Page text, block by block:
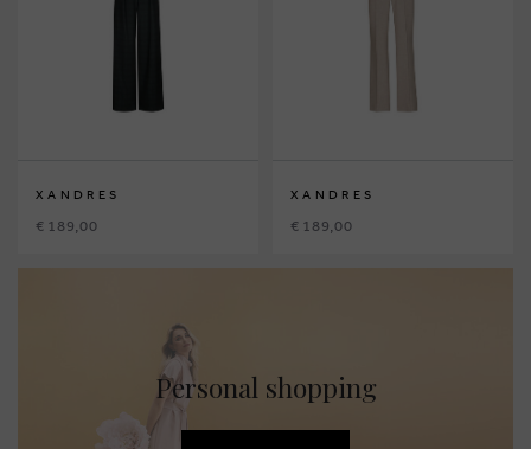
XANDRES
€ 189,00
XANDRES
€ 189,00
Personal shopping